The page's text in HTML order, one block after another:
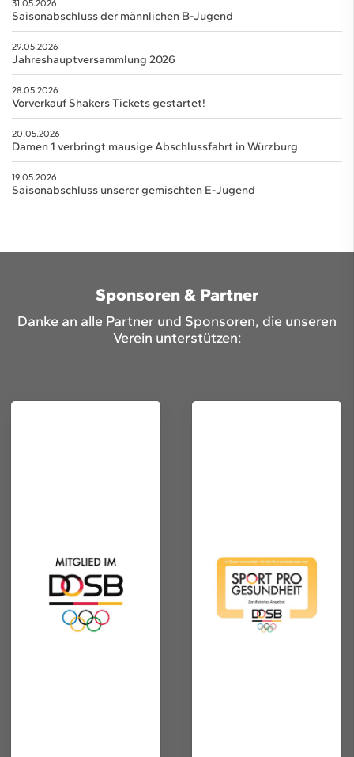
31.05.2026
Saisonabschluss der männlichen B-Jugend
29.05.2026
Jahreshauptversammlung 2026
28.05.2026
Vorverkauf Shakers Tickets gestartet!
20.05.2026
Damen 1 verbringt mausige Abschlussfahrt in Würzburg
19.05.2026
Saisonabschluss unserer gemischten E-Jugend
Sponsoren & Partner
Danke an alle Partner und Sponsoren, die unseren
Verein unterstützen: